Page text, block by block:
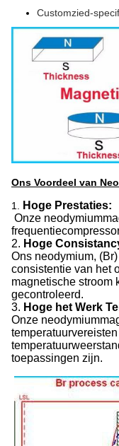
Customzied-
Ons Voordeel van
1.
Hoge Prestaties:
Onze
2. Hoge
Ons neodymium,
consistentie van het
magnetische stroom
gecontroleerd.
3. Hoge het Werk
Onze
toepassingen zijn.